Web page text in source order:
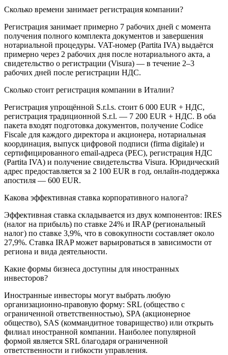
Сколько времени занимает регистрация компании?
Регистрация занимает примерно 7 рабочих дней с момента
получения полного комплекта документов и завершения
нотариальной процедуры. VAT-номер (Partita IVA) выдаётся
примерно через 2 рабочих дня после нотариального акта, а
свидетельство о регистрации (Visura) — в течение 2–3
рабочих дней после регистрации НДС.
Сколько стоит регистрация компании в Италии?
Регистрация упрощённой S.r.l.s. стоит 6 000 EUR + НДС,
регистрация традиционной S.r.l. — 7 200 EUR + НДС. В оба
пакета входят подготовка документов, получение Codice
Fiscale для каждого директора и акционера, нотариальная
координация, выпуск цифровой подписи (firma digitale) и
сертифицированного email-адреса (PEC), регистрация НДС
(Partita IVA) и получение свидетельства Visura. Юридический
адрес предоставляется за 2 100 EUR в год, онлайн-поддержка
апостиля — 600 EUR.
Какова эффективная ставка корпоративного налога?
Эффективная ставка складывается из двух компонентов: IRES
(налог на прибыль) по ставке 24% и IRAP (региональный
налог) по ставке 3,9%, что в совокупности составляет около
27,9%. Ставка IRAP может варьироваться в зависимости от
региона и вида деятельности.
Какие формы бизнеса доступны для иностранных
инвесторов?
Иностранные инвесторы могут выбрать любую
организационно-правовую форму: SRL (общество с
ограниченной ответственностью), SPA (акционерное
общество), SAS (коммандитное товарищество) или открыть
филиал иностранной компании. Наиболее популярной
формой является SRL благодаря ограниченной
ответственности и гибкости управления.